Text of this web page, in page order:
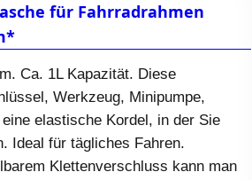
für Fahrradrahmen
Ca. 1L Kapazität. Diese
Werkzeug, Minipumpe,
elastische Kordel, in der Sie
Ideal für tägliches Fahren.
Klettenverschluss kann man